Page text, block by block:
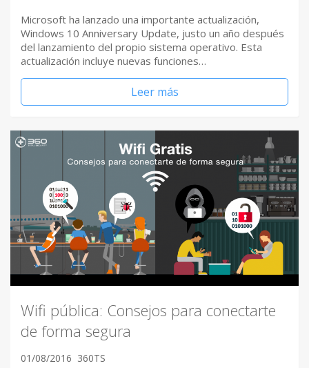
Microsoft ha lanzado una importante actualización,
Windows 10 Anniversary Update, justo un año después
del lanzamiento del propio sistema operativo. Esta
actualización incluye nuevas funciones…
Leer más
Wifi pública: Consejos para conectarte
de forma segura
01/08/2016 360TS